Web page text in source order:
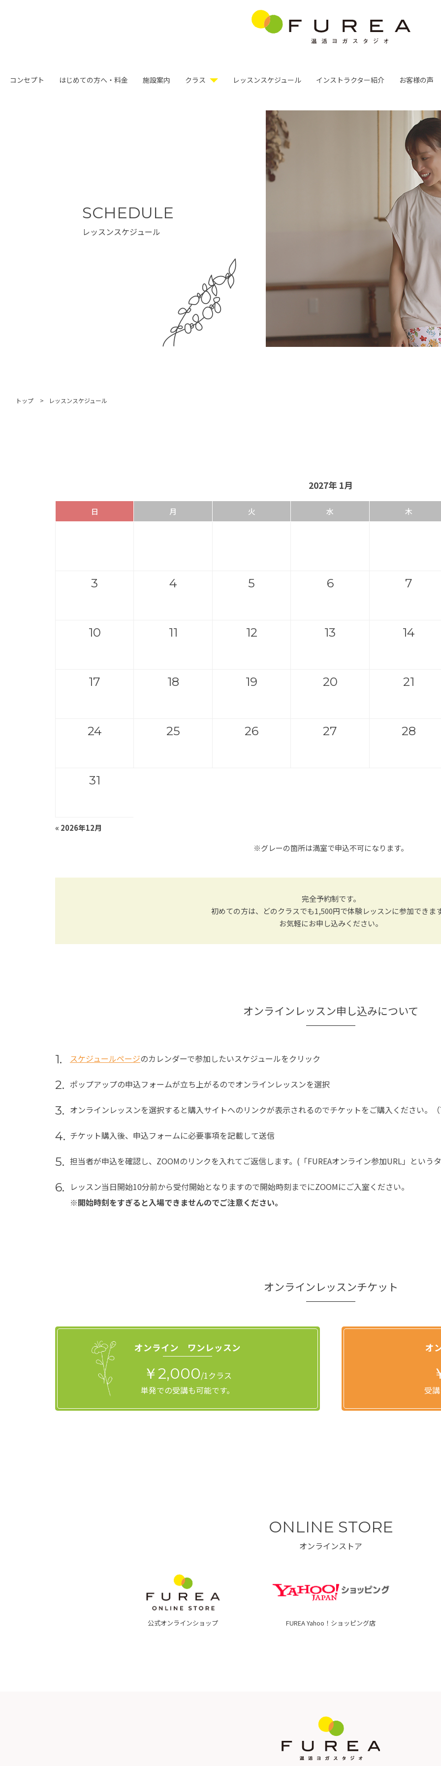
コンセプト はじめての方へ・料金 施設案内 クラス レッスンスケジュール インストラクター紹介 お客様の声
SCHEDULE
レッスンスケジュール
トップ レッスンスケジュール
2027年 1月
日 月 火 水 木
3 4 5 6 7
10 11 12 13 14
17 18 19 20 21
24 25 26 27 28
31
« 2026年12月
※グレーの箇所は満室で申込不可になります。
完全予約制です。
初めての方は、どのクラスでも1,500円で体験レッスンに参加できま
お気軽にお申し込みください。
オンラインレッスン申し込みについて
1. スケジュールページのカレンダーで参加したいスケジュールをクリック
2. ポップアップの申込フォームが立ち上がるのでオンラインレッスンを選択
3. オンラインレッスンを選択すると購入サイトへのリンクが表示されるのでチケットをご購入ください。
4. チケット購入後、申込フォームに必要事項を記載して送信
5. 担当者が申込を確認し、ZOOMのリンクを入れてご返信します。(「FUREAオンライン参加URL」という
6.
レッスン当日開始10分前から受付開始となりますので開始時刻までにZOOMにご入室ください。
※開始時刻をすぎると入場できませんのでご注意ください。
オンラインレッスンチケット
オンライン ワンレッスン
￥2,000/1クラス
単発での受講も可能です。
オ
受
ONLINE STORE
オンラインストア
公式オンラインショップ FUREA Yahoo！ショッピング店